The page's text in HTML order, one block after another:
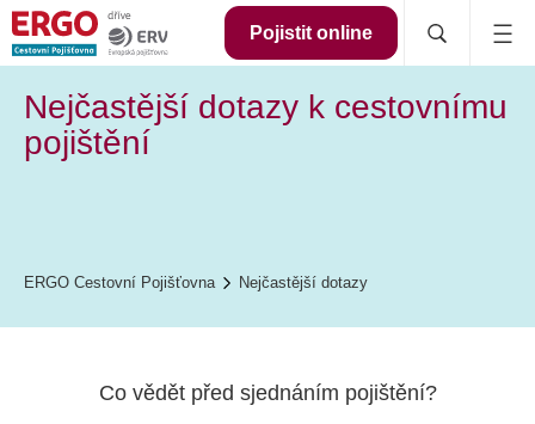
Pojistit online
Nejčastější dotazy k cestovnímu
pojištění
ERGO Cestovní Pojišťovna Nejčastější dotazy
Co vědět před sjednáním pojištění?